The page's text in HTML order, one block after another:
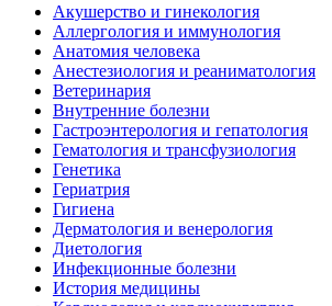
Акушерство и гинекология
Аллергология и иммунология
Анатомия человека
Анестезиология и реаниматология
Ветеринария
Внутренние болезни
Гастроэнтерология и гепатология
Гематология и трансфузиология
Генетика
Гериатрия
Гигиена
Дерматология и венерология
Диетология
Инфекционные болезни
История медицины